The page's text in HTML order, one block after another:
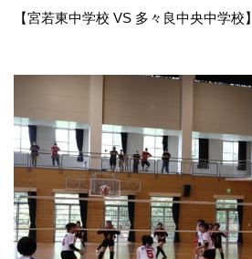
【宮若東中学校 VS 多々良中央中学校】